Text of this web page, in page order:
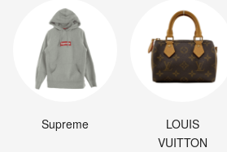
Supreme
LOUIS
VUITTON